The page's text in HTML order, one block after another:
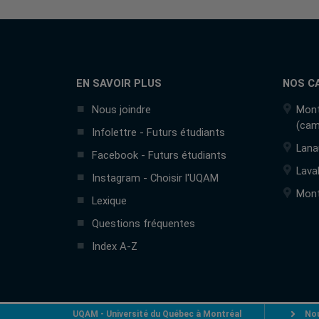
EN SAVOIR PLUS
Nous joindre
Infolettre - Futurs étudiants
Facebook - Futurs étudiants
Instagram - Choisir l'UQAM
Lexique
Questions fréquentes
Index A-Z
NOS
Laval
UQAM - Université du Québec à Montréal